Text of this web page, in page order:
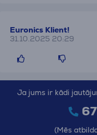
Euronics Klient!
31.10.2025 20:29
Ja jums ir kādi
(Mēs